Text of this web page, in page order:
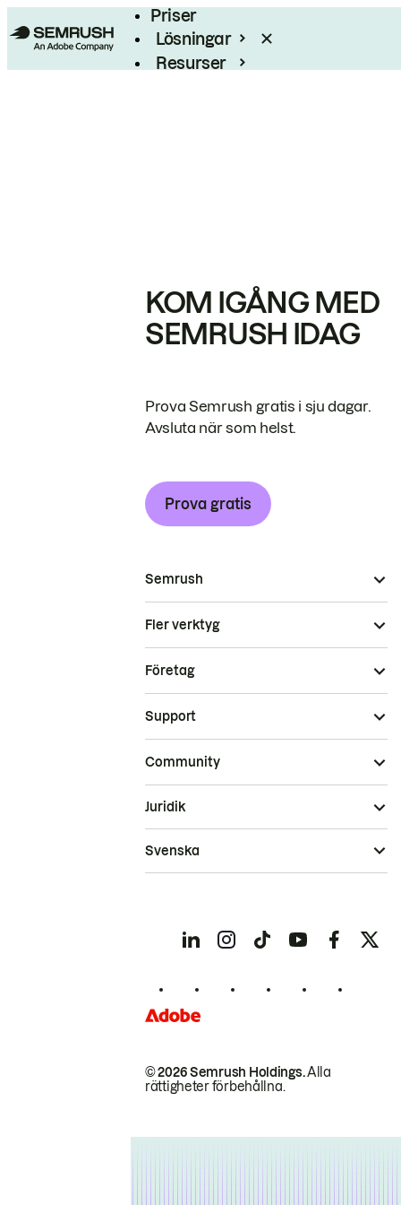
Priser
Lösningar
Resurser
KOM IGÅNG MED
SEMRUSH IDAG
Prova Semrush gratis i sju dagar.
Avsluta när som helst.
Prova gratis
Semrush
Fler verktyg
Företag
Support
Community
© 2026 Semrush Holdings.Alla
rättigheter förbehållna.
Juridik
Svenska